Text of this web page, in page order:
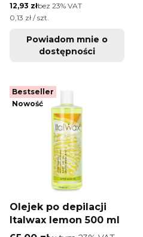
rozmiar M niebieskie
100 szt
Cena netto
12,93 złbez 23% VAT
Cena jednostkowa netto
0,13 zł / szt.
Powiadom mnie o
dostępności
Bestseller
Nowość
Olejek po depilacji
Italwax lemon 500 ml